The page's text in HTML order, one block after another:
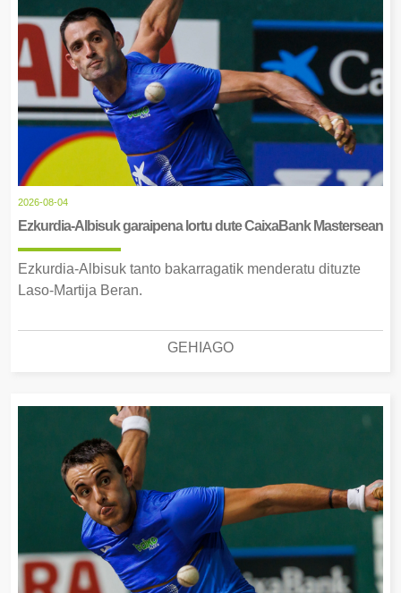
2026-08-04
Ezkurdia-Albisuk garaipena lortu dute CaixaBank Mastersean
Ezkurdia-Albisuk tanto bakarragatik menderatu dituzte
Laso-Martija Beran.
GEHIAGO